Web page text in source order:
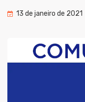
13 de janeiro de 2021